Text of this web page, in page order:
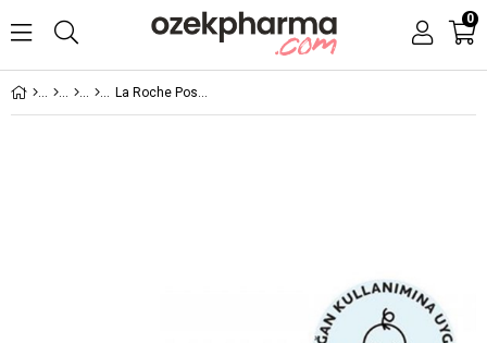
0
La Roche Posay Lipikar Temizleme Sabunu 150 gr